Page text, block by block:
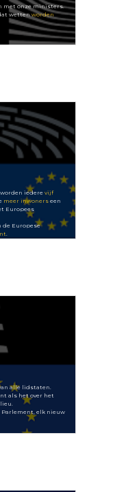
met onze ministers.
wettenworden
worden iederevijf
meer inwonerseen
Europees
de Europese
.
alle lidstaten.
als het over het
Parlement, elk nieuw